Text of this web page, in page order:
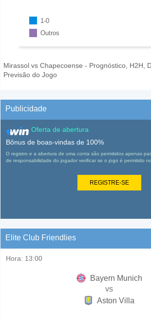
1-0
Outros
Mirassol vs Chapecoense - Prognóstico, H2H,
Previsão do Jogo
Publicidade
Oferta de abertura
Bônus de boas-vindas de 100%
O registro e a abertura de uma conta são permitidos apenas
de responsabilidade do jogador verificar se o jogo é permitido
REGISTRE-SE
Elite Club Friendlies
Hora: 13:00
Bayern Munich
vs
Aston Villa